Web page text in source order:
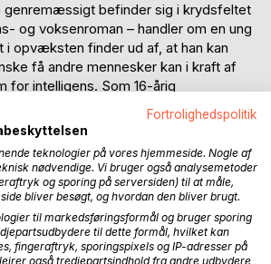
genremæssigt befinder sig i krydsfeltet
og voksenroman – handler om en ung
i opvæksten finder ud af, at han kan
få andre mennesker kan i kraft af
for intelligens. Som 16-årig
forfærdeligt mareridt sammen med 3
og den ubehagelige hændelse
Han føler sig misforstået og forrådt
men nok mest af pressen og
stolthed skaber en ubændig trang
at blive primitiv og give køb på sine
også en uforklarlig trang til hele
straffe sig selv som udmønter sig i, at
være den bedste, både fysisk og
Fortrolighedspolitik
teknologier på vores hjemmeside. Nogle af
nødvendige. Vi bruger også analysemetoder
og sporing på serversiden) til at måle,
bliver besøgt, og hvordan den bliver brugt.
til markedsføringsformål og bruger sporing
til dette formål, hvilket kan
fingeraftryk, sporingspixels og IP-adresser på
også tredjepartsindhold fra andre udbydere